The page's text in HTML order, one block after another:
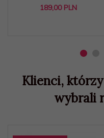
189,00 PLN
Klienci,
wybrali